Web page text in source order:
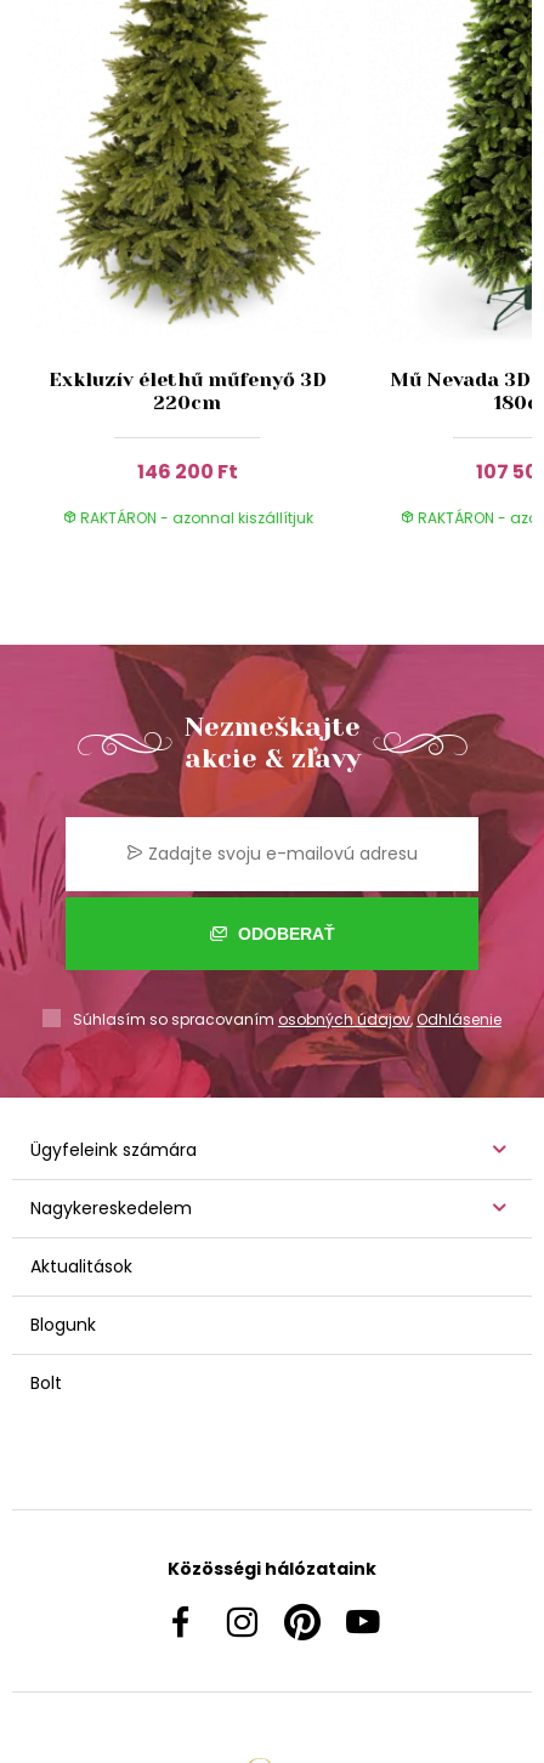
Exkluzív élethű műfenyő 3D
220cm
146 200 Ft
RAKTÁRON - azonnal kiszállítjuk
Mű Nevada 3D
107
RAKTÁRON -
Nezmeškajte
akcie & zľavy
ODOBERAŤ
Súhlasím so spracovaním osobných údajov,Odhlásenie
Ügyfeleink számára
Nagykereskedelem
Aktualitások
Blogunk
Bolt
Közösségi hálózataink